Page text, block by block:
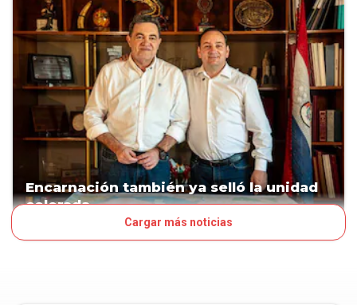
Encarnación también ya selló la unidad
colorada
Cargar más noticias